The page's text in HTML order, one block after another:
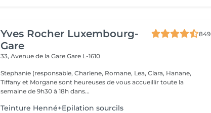
Yves Rocher Luxembourg-
Gare
849
33, Avenue de la GareGare L-1610
Stephanie (responsable, Charlene, Romane, Lea, Clara, Hanane,
Tiffany et Morgane sont heureuses de vous accueillir toute la
semaine de 9h30 à 18h dans...
Teinture Henné+Epilation sourcils